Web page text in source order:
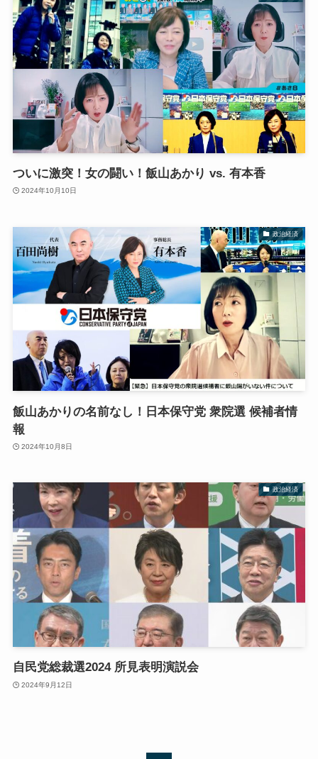
ついに激突！女の闘い！飯山あかり vs. 有本香
2024年10月10日
政治経済
飯山あかりの名前なし！日本保守党 衆院選 候補者情
報
2024年10月8日
政治経済
自民党総裁選2024 所見表明演説会
2024年9月12日